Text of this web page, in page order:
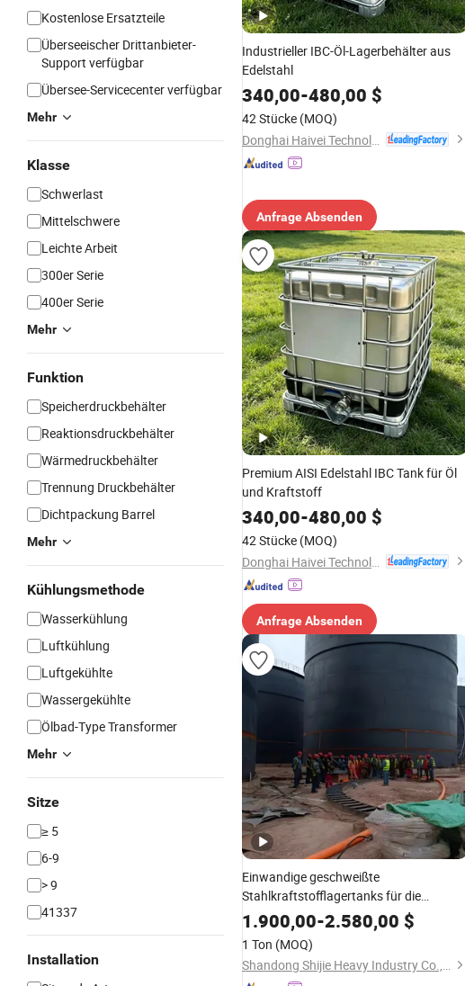
Kostenlose Ersatzteile
Überseeischer Drittanbieter-
Support verfügbar
Übersee-Servicecenter verfügbar
Mehr
Klasse
Schwerlast
Mittelschwere
Leichte Arbeit
300er Serie
400er Serie
Mehr
Funktion
Speicherdruckbehälter
Reaktionsdruckbehälter
Wärmedruckbehälter
Trennung Druckbehälter
Dichtpackung Barrel
Mehr
Kühlungsmethode
Wasserkühlung
Luftkühlung
Luftgekühlte
Wassergekühlte
Ölbad-Type Transformer
Mehr
Sitze
≥ 5
6-9
> 9
41337
Installation
Industrieller IBC-Öl-Lagerbehälter aus
Edelstahl
340,00-480,00 $
42 Stücke (MOQ)
Anfrage Absenden
Premium AISI Edelstahl IBC Tank für Öl
und Kraftstoff
340,00-480,00 $
42 Stücke (MOQ)
Anfrage Absenden
Einwandige geschweißte
Stahlkraftstofflagertanks für die
industrielle Lagerung von schwerem Öl
1.900,00-2.580,00 $
1 Ton (MOQ)
Shandong Shijie Heavy Industry Co., Ltd.